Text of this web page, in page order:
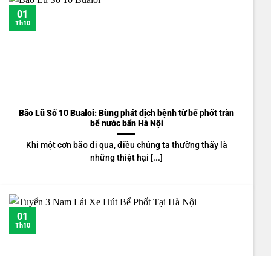
Bão Lũ Số 10 Bualoi: Bùng phát dịch bệnh từ bể phốt tràn
bể nước bẩn Hà Nội
Khi một cơn bão đi qua, điều chúng ta thường thấy là
những thiệt hại [...]
01
Th10
01
Th10